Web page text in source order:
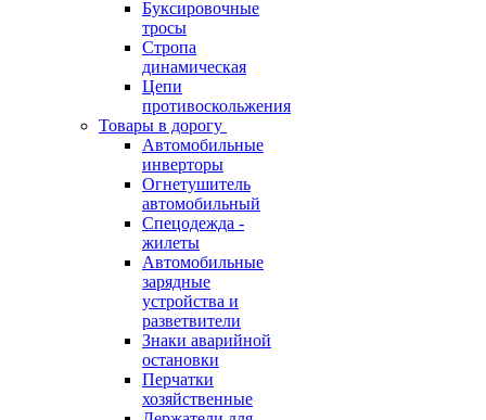
Буксировочные
тросы
Стропа
динамическая
Цепи
противоскольжения
Товары в дорогу
Автомобильные
инверторы
Огнетушитель
автомобильный
Спецодежда -
жилеты
Автомобильные
зарядные
устройства и
разветвители
Знаки аварийной
остановки
Перчатки
хозяйственные